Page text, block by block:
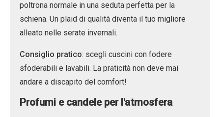
poltrona normale in una seduta perfetta per la
schiena. Un plaid di qualità diventa il tuo migliore
alleato nelle serate invernali.
Consiglio pratico: scegli cuscini con fodere
sfoderabili e lavabili. La praticità non deve mai
andare a discapito del comfort!
Profumi e candele per l'atmosfera